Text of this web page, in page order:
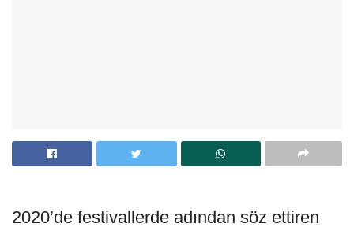
2020’de festivallerde adından söz ettiren